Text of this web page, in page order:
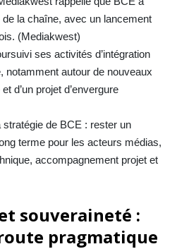
la chaîne, avec un lancement
(Mediakwest)
ses activités d’intégration
autour de nouveaux
et d’un projet d’envergure
de BCE : rester un
terme pour les acteurs médias,
accompagnement projet et
souveraineté :
pragmatique